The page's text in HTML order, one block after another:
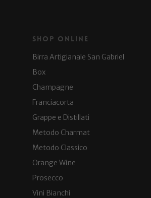
Shop Online
Birra Artigianale San Gabriel
Box
Champagne
Franciacorta
Grappe e Distillati
Metodo Charmat
Metodo Classico
Orange Wine
Prosecco
Vini Bianchi